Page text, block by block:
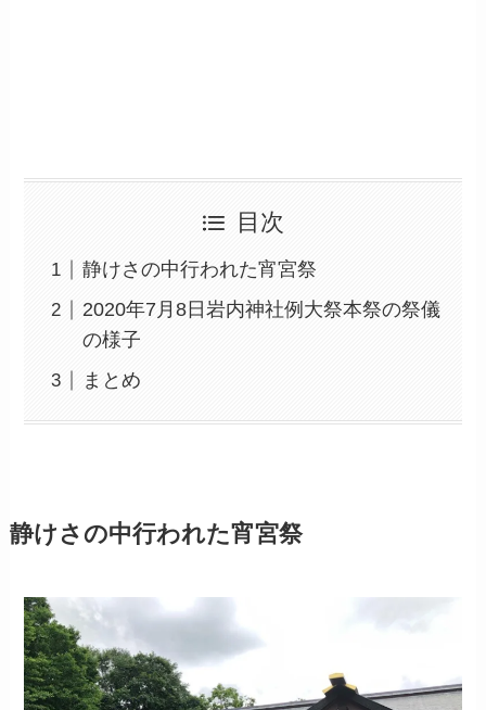
目次
静けさの中行われた宵宮祭
2020年7月8日岩内神社例大祭本祭の祭儀
の様子
まとめ
静けさの中行われた宵宮祭